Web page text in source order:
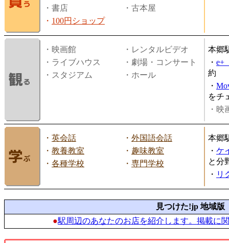
・書店
・古本屋
・ 100円ショップ
・映画館
・レンタルビデオ
・ライブハウス
・劇場・コンサート
・スタジアム
・ホール
本郷
・ e+
約
・
をチ
・映
・ 英会話 ・ 外国語会話
・ 教養教室 ・ 趣味教室
・ 各種学校 ・ 専門学校
本郷
・ ケ
と分
・ リ
見つけた!jp 地域版
●駅周辺のあなたのお店を紹介します。掲載に